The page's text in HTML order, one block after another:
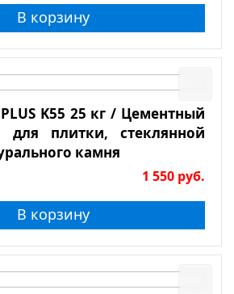
В корзину
K55 25 кг / Цементный
плитки, стеклянной
камня
1 550 руб.
В корзину